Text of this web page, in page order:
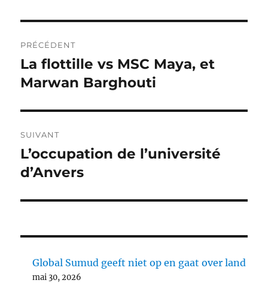
de
l’article
PRÉCÉDENT
Article
précédent :
La flottille vs MSC Maya, et
Marwan Barghouti
SUIVANT
Article
suivant :
L’occupation de l’université
d’Anvers
Global Sumud geeft niet op en gaat over land
mai 30, 2026